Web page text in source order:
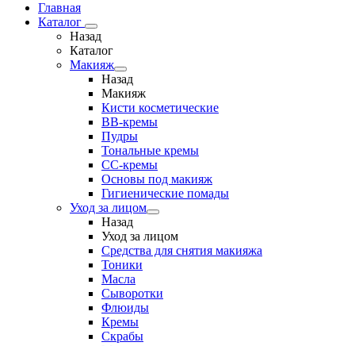
Главная
Каталог
Назад
Каталог
Макияж
Назад
Макияж
Кисти косметические
BB-кремы
Пудры
Тональные кремы
CC-кремы
Основы под макияж
Гигиенические помады
Уход за лицом
Назад
Уход за лицом
Средства для снятия макияжа
Тоники
Масла
Сыворотки
Флюиды
Кремы
Скрабы